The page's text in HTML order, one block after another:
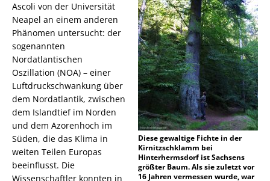
Diese gewaltige Fichte in der
Kirnitzschklamm bei
Hinterhermsdorf ist Sachsens
größter Baum. Als sie zuletzt vor
16 Jahren vermessen wurde, war
Ascoli von der Universität
Neapel an einem anderen
Phänomen untersucht: der
sogenannten
Nordatlantischen
Oszillation (NOA) – einer
Luftdruckschwankung über
dem Nordatlantik, zwischen
dem Islandtief im Norden
und dem Azorenhoch im
Süden, die das Klima in
weiten Teilen Europas
beeinflusst. Die
Wissenschaftler konnten in